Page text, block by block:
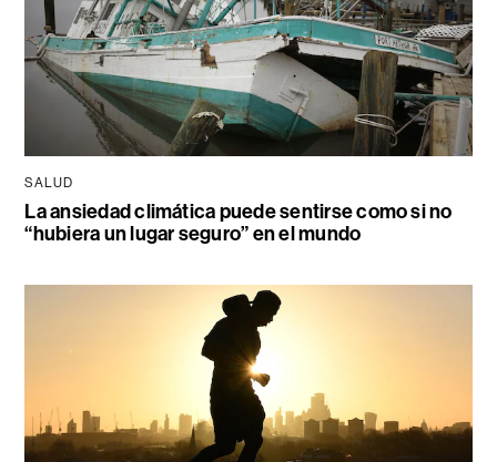
SALUD
La ansiedad climática puede sentirse como si no
“hubiera un lugar seguro” en el mundo